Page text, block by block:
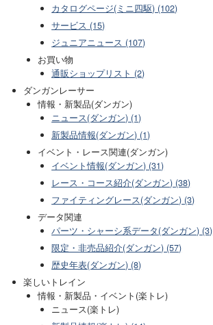
カタログページ(ミニ四駆) (102)
サービス (15)
ジュニアニュース (107)
お買い物
通販ショップリスト (2)
ダンガンレーサー
情報・新製品(ダンガン)
ニュース(ダンガン) (1)
新製品情報(ダンガン) (1)
イベント・レース関連(ダンガン)
イベント情報(ダンガン) (31)
レース・コース紹介(ダンガン) (38)
ファイティングレース(ダンガン) (3)
データ関連
パーツ・シャーシ系データ(ダンガン) (3)
限定・非売品紹介(ダンガン) (57)
歴史年表(ダンガン) (8)
楽しいトレイン
情報・新製品・イベント(楽トレ)
ニュース(楽トレ)